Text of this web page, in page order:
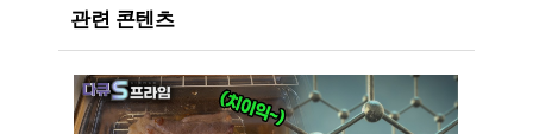
관련 콘텐츠